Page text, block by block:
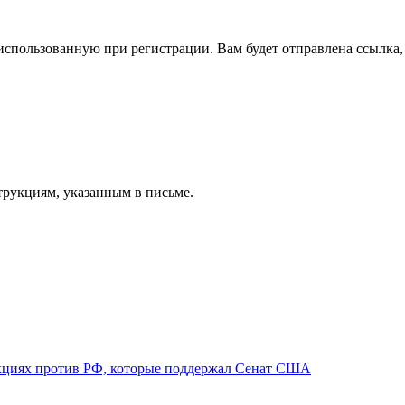
при регистрации. Вам будет отправлена
указанным в письме.
против РФ, которые поддержал Сенат США